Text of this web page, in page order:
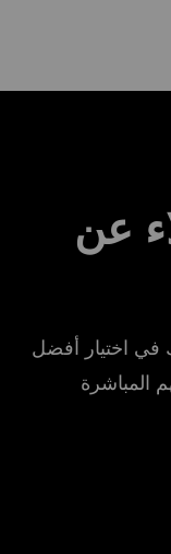
عن
اختيار أفضل